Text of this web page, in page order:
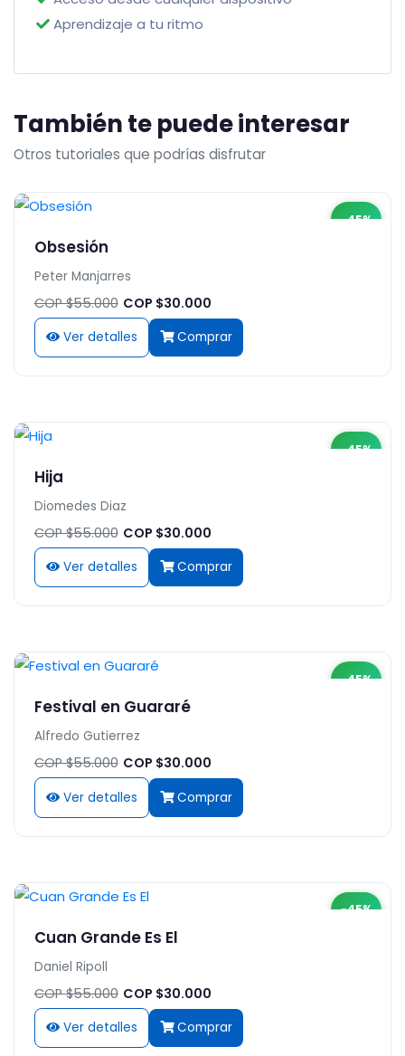
Aprendizaje a tu ritmo
También te puede interesar
Otros tutoriales que podrías disfrutar
-45%
Obsesión
Peter Manjarres
COP $55.000 COP $30.000
Ver detalles Comprar
-45%
Hija
Diomedes Diaz
COP $55.000 COP $30.000
Ver detalles Comprar
-45%
Festival en Guararé
Alfredo Gutierrez
COP $55.000 COP $30.000
Ver detalles Comprar
-45%
Cuan Grande Es El
Daniel Ripoll
COP $55.000 COP $30.000
Ver detalles Comprar